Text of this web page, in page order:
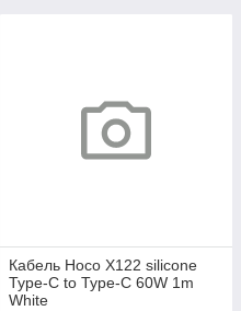
Кабель Hoco X122 silicone
Type-C to Type-C 60W 1m
White